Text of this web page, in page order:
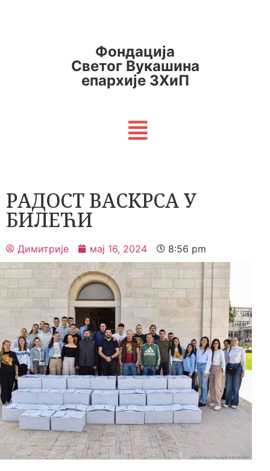
Фондација
Светог Вукашина
епархије ЗХиП
РАДОСТ ВАСКРСА У
БИЛЕЋИ
Димитрије мај 16, 2024 8:56 pm